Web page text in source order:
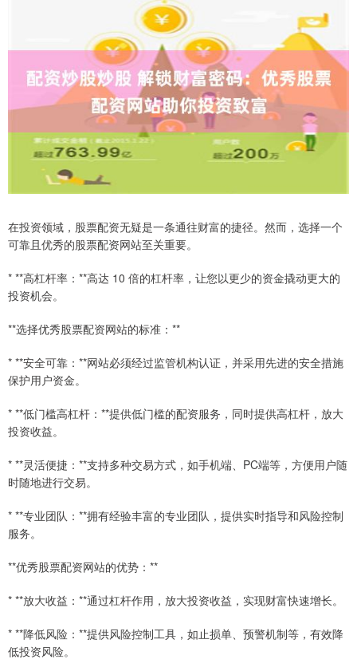
在投资领域，股票配资无疑是一条通往财富的捷径。然而，选择一个
可靠且优秀的股票配资网站至关重要。
* **高杠杆率：**高达 10 倍的杠杆率，让您以更少的资金撬动更大的
投资机会。
**选择优秀股票配资网站的标准：**
* **安全可靠：**网站必须经过监管机构认证，并采用先进的安全措施
保护用户资金。
* **低门槛高杠杆：**提供低门槛的配资服务，同时提供高杠杆，放大
投资收益。
* **灵活便捷：**支持多种交易方式，如手机端、PC端等，方便用户随
时随地进行交易。
* **专业团队：**拥有经验丰富的专业团队，提供实时指导和风险控制
服务。
**优秀股票配资网站的优势：**
* **放大收益：**通过杠杆作用，放大投资收益，实现财富快速增长。
* **降低风险：**提供风险控制工具，如止损单、预警机制等，有效降
低投资风险。